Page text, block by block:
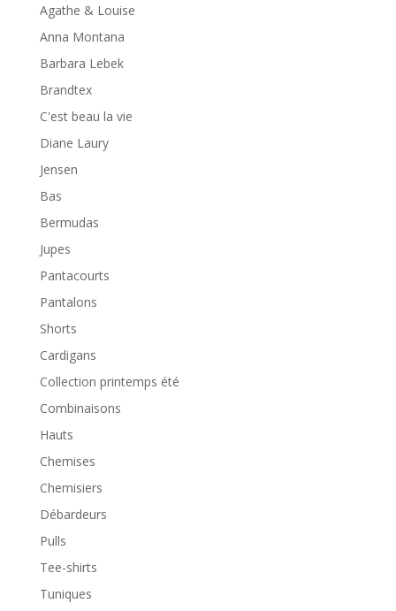
Agathe & Louise
Anna Montana
Barbara Lebek
Brandtex
C'est beau la vie
Diane Laury
Jensen
Bas
Bermudas
Jupes
Pantacourts
Pantalons
Shorts
Cardigans
Collection printemps été
Combinaisons
Hauts
Chemises
Chemisiers
Débardeurs
Pulls
Tee-shirts
Tuniques